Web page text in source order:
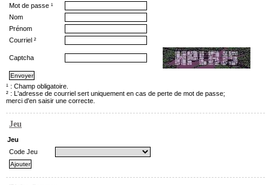
Mot de passe ¹
Nom
Prénom
Courriel ²
Captcha
¹ : Champ obligatoire.
² : L'adresse de courriel sert uniquement en cas de perte de mot de passe;
merci d'en saisir une correcte.
Jeu
Jeu
Code Jeu